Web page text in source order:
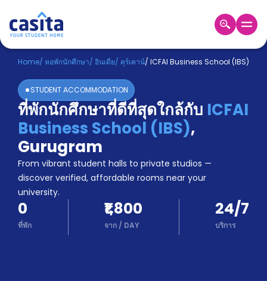
Home TH INR
เข้าสู่
ระบบ
Booking
Accommodation
About
us
Blog
Refer
And
Earn
Become
Partner
Home/ หอพักนักศึกษา/ อินเดีย/ คุร์เคาน์/ ICFAI Business School (IBS)
STUDENT ACCOMMODATION
ที่พักนักศึกษาที่ดีที่สุดใกล้กับ ICFAI
Business School (IBS),
Gurugram
From vibrant student halls to private studios —
discover verified, affordable rooms near your
university.
0
ที่พัก
₹1,800
จาก / DAY
24/7
บริการ